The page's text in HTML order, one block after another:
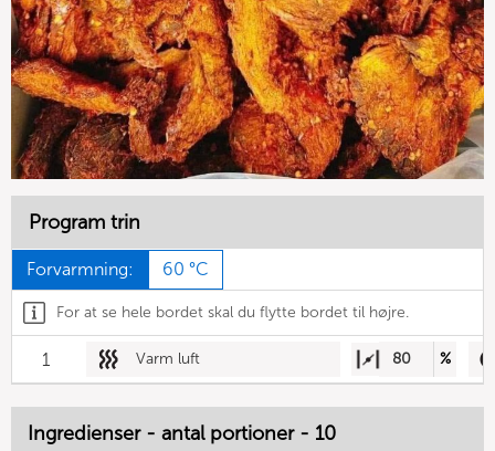
Program trin
Forvarmning: 60 °C
For at se hele bordet skal du flytte bordet til højre.
1 Varm luft 80 %
Ingredienser - antal portioner - 10